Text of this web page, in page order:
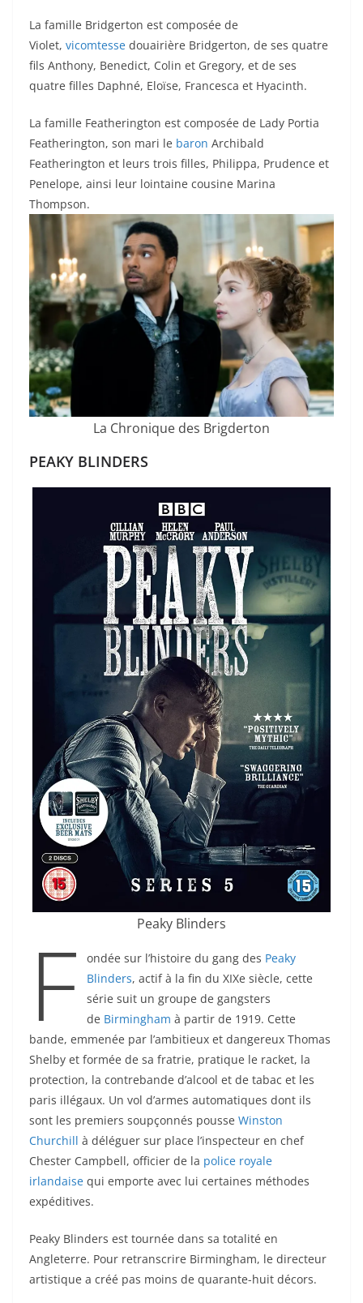
La famille Bridgerton est composée de
Violet, vicomtesse douairière Bridgerton, de ses quatre
fils Anthony, Benedict, Colin et Gregory, et de ses
quatre filles Daphné, Eloïse, Francesca et Hyacinth.
La famille Featherington est composée de Lady Portia
Featherington, son mari le baron Archibald
Featherington et leurs trois filles, Philippa, Prudence et
Penelope, ainsi leur lointaine cousine Marina
Thompson.
La Chronique des Brigderton
PEAKY BLINDERS
Peaky Blinders
F ondée sur l’histoire du gang des Peaky
Blinders, actif à la fin du XIXe siècle, cette
série suit un groupe de gangsters
de Birmingham à partir de 1919. Cette
bande, emmenée par l’ambitieux et dangereux Thomas
Shelby et formée de sa fratrie, pratique le racket, la
protection, la contrebande d’alcool et de tabac et les
paris illégaux. Un vol d’armes automatiques dont ils
sont les premiers soupçonnés pousse Winston
Churchill à déléguer sur place l’inspecteur en chef
Chester Campbell, officier de la police royale
irlandaise qui emporte avec lui certaines méthodes
expéditives.
Peaky Blinders est tournée dans sa totalité en
Angleterre. Pour retranscrire Birmingham, le directeur
artistique a créé pas moins de quarante-huit décors.